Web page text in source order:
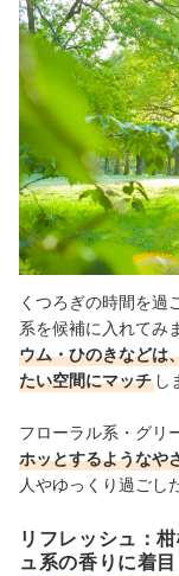
くつろぎの時間を過
系を候補に入れてみ
ウム・ひのきなどは
たい空間にマッチ し
フローラル系・グリ
ホッとするようなや
人やゆっくり過ごし
リフレッシュ：
ュ系の香りに着目